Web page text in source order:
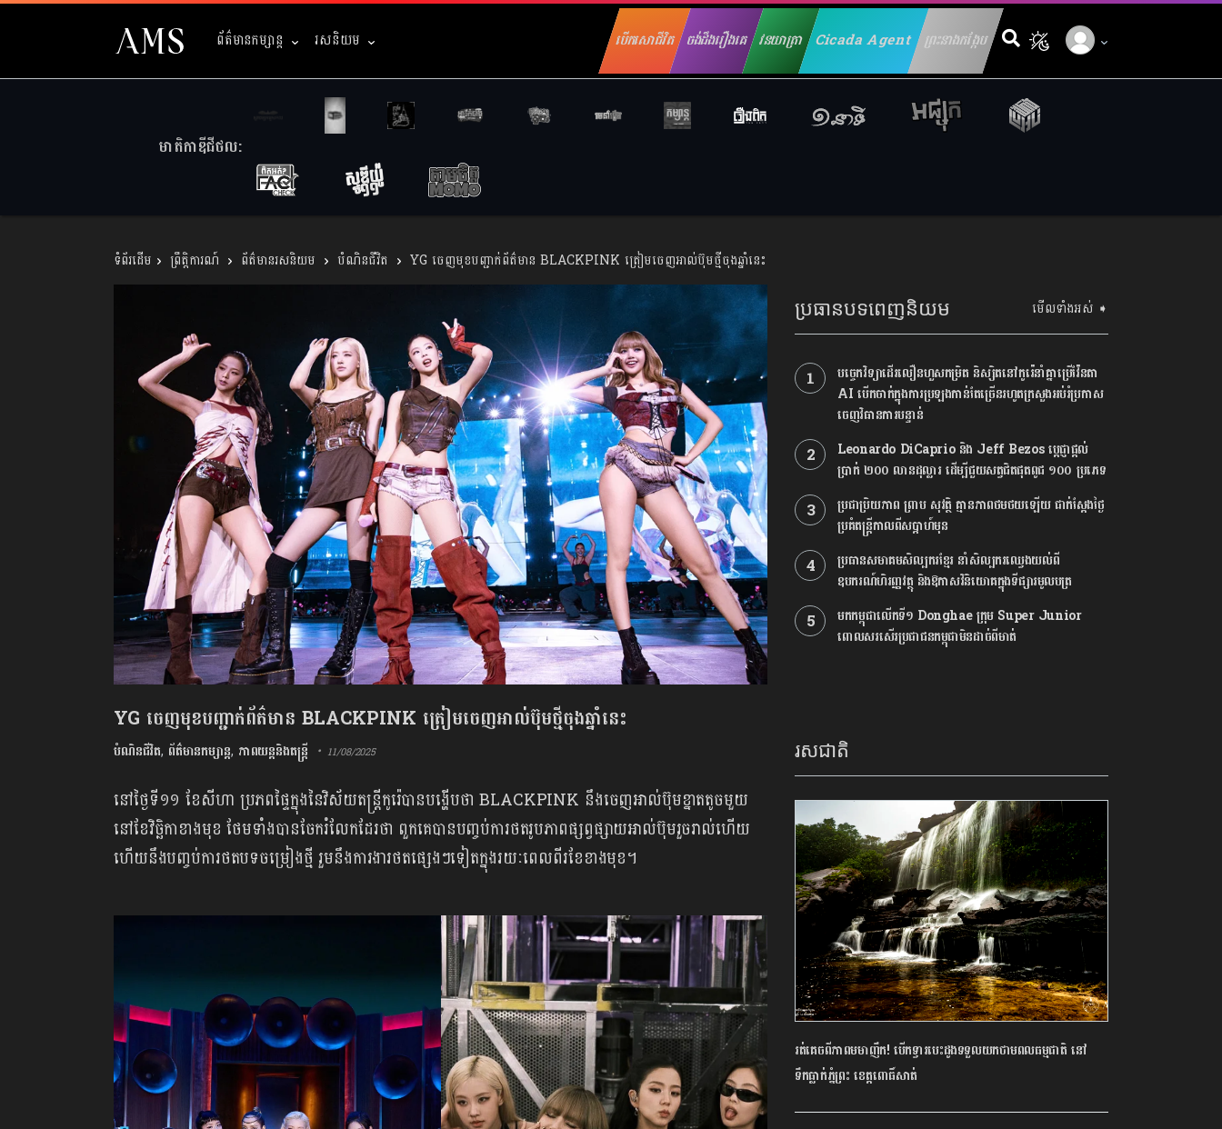
ព័ត៌មានកម្សាន្ត រសនិយម បើកសោជីវិត ចង់ដឹងរឿងគេ វនយាត្រាCicada Agentព្រះនាងកង្កែប Search for:
មាតិកាឌីជីថល:
ព្រឹត្តិការណ៍ ព័ត៌មានរសនិយម បំណិនជីវិត YG ចេញមុខបញ្ជាក់ព័ត៌មាន BLACKPINK ត្រៀមចេញអាល់ប៊ុមថ្មីចុងឆ្នាំនេះ
YG ចេញមុខបញ្ជាក់ព័ត៌មាន BLACKPINK ត្រៀមចេញអាល់ប៊ុមថ្មីចុងឆ្នាំនេះ
បំណិនជីវិត, ព័ត៌មានកម្សាន្ត, ភាពយន្តនិងតន្រ្តី 11/08/2025
នៅថ្ងៃទី១១ ខែសីហា ប្រភពផ្ទៃក្នុងនៃវិស័យតន្ត្រីកូរ៉េបានបង្ហើបថា BLACKPINK នឹងចេញអាល់ប៊ុមខ្នាតតូចមួយ
នៅខែវិច្ឆិកាខាងមុខ ថែមទាំងបាន​ចែករំលែក​ដែរ​ថា ពួកគេបាន​បញ្ចប់​ការ​ថត​រូបភាពផ្សព្វផ្សាយ​អាល់ប៊ុម​រួចរាល់​ហើយ
ហើយ​នឹង​បញ្ចប់​ការ​ថត​បទ​ចម្រៀង​ថ្មី រួម​នឹង​ការងារ​ថតផ្សេងៗទៀត​ក្នុង​រយៈពេល​ពីរ​ខែ​ខាងមុខ។
ប្រធានបទពេញនិយម មើលទាំងអស់ ➧
បច្ចេកវិទ្យាដើរលឿនហួសកម្រិត និស្សិតនៅកូរ៉េនាំគ្នាប្រើវ៉ែនតា
AI បើកចាក់ក្នុងការប្រឡងកាន់តែច្រើនរហូតក្រសួងអប់រំប្រកាស
ចេញវិធានការបន្ទាន់
Leonardo DiCaprio និង Jeff Bezos ប្តេជ្ញាផ្តល់
ប្រាក់ ២០០ លានដុល្លារ ដើម្បីជួយសត្វជិតផុតពូជ ១០០ ប្រភេទ
ប្រជាប្រិយភាព ព្រាប សុវត្ថិ គ្មានភាពថមថយឡើយ ជាក់ស្ដែងថ្ងៃ
ប្រគំតន្រ្តីកាលពីសប្ដាហ៍មុន
ប្រធានសមាគមសិល្បករខ្មែរ នាំសិល្បករឈ្វេងយល់ពី
ឧបករណ៍ហិរញ្ញវត្ថុ និងឱកាសវិនិយោគក្នុងទីផ្សារមូលបត្រ
មកកម្ពុជាលើកទី១ Donghae ក្រុម Super Junior
ពោលសរសើរប្រជាជនកម្ពុជាមិនដាច់ពីមាត់
រសជាតិ
រត់គេចពីភាពមមាញឹក! បើកទ្វារបេះដូងទទួលយកថាមពលធម្មជាតិ នៅ
ទឹកធ្លាក់ភ្នំព្រះ ខេត្តពោធិ៍សាត់